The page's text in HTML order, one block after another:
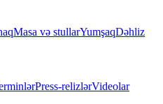
Masa və stullarYumşaqDəhliz
Press-relizlərVideolar